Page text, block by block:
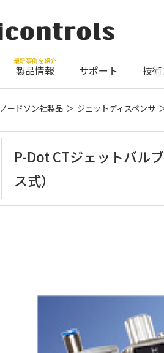
製品情報
最新事例を紹介
サポート 技
ノードソン社製品 ジェットディスペンサ
P-Dot CTジェットバル
ス式）